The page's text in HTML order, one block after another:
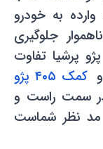
به خودرو
جلوگیری
405 عقب و پژو پرشیا تفاوت
کمک ۴۰۵ پژو
سمت راست و
نظر شماست